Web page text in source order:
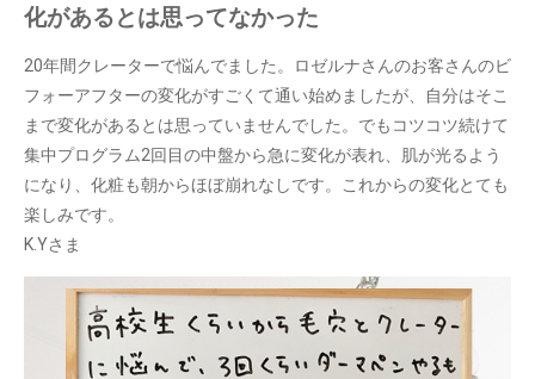
化があるとは思ってなかった
20年間クレーターで悩んでました。ロゼルナさんのお客さんのビ
フォーアフターの変化がすごくて通い始めましたが、自分はそこ
まで変化があるとは思っていませんでした。でもコツコツ続けて
集中プログラム2回目の中盤から急に変化が表れ、肌が光るよう
になり、化粧も朝からほぼ崩れなしです。これからの変化とても
楽しみです。
K.Yさま